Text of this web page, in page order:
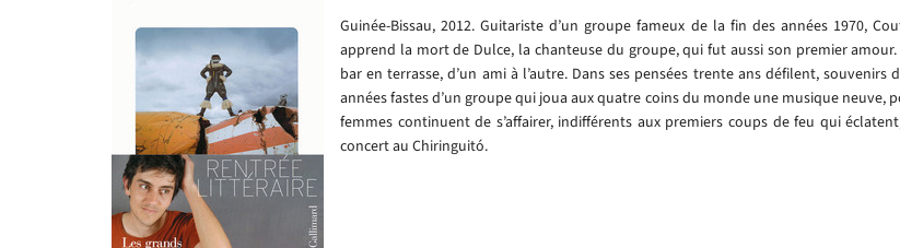
Guinée-Bissau, 2012. Guitariste d’un groupe fameux de la fin des années 1970,
apprend la mort de Dulce, la chanteuse du groupe, qui fut aussi son premier
bar en terrasse, d’un ami à l’autre. Dans ses pensées trente ans défilent,
années fastes d’un groupe qui joua aux quatre coins du monde une musique
femmes continuent de s’affairer, indifférents aux premiers coups de feu qui
concert au Chiringuitó.